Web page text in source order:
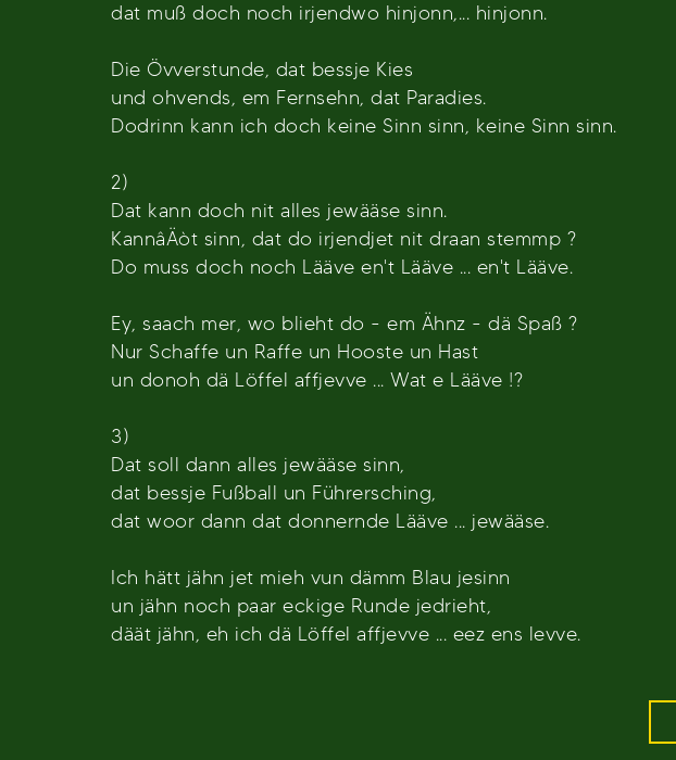
dat muß doch noch irjendwo hinjonn,... hinjonn.
Die Övverstunde, dat bessje Kies
und ohvends, em Fernsehn, dat Paradies.
Dodrinn kann ich doch keine Sinn sinn, keine Sinn sinn.
2)
Dat kann doch nit alles jewääse sinn.
KannâÄòt sinn, dat do irjendjet nit draan stemmp ?
Do muss doch noch Lääve en't Lääve ... en't Lääve.
Ey, saach mer, wo blieht do - em Ähnz - dä Spaß ?
Nur Schaffe un Raffe un Hooste un Hast
un donoh dä Löffel affjevve ... Wat e Lääve !?
3)
Dat soll dann alles jewääse sinn,
dat bessje Fußball un Führersching,
dat woor dann dat donnernde Lääve ... jewääse.
Ich hätt jähn jet mieh vun dämm Blau jesinn
un jähn noch paar eckige Runde jedrieht,
däät jähn, eh ich dä Löffel affjevve ... eez ens levve.